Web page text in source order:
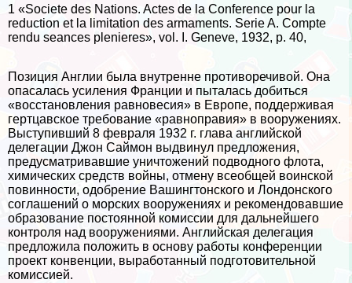
1 «Societe des Nations. Actes de la Conference pour la
reduction et la limitation des armaments. Serie A. Compte
rendu seances plenieres», vol. I. Geneve, 1932, p. 40,
Позиция Англии была внутренне противоречивой. Она
опасалась усиления Франции и пыталась добиться
«восстано­вления равновесия» в Европе, поддерживая
гертцавское требо­вание «равноправия» в вооружениях.
Выступивший 8 февраля 1932 г. глава английской
делегации Джон Саймон выдвинул предложения,
предусматривавшие уничтожений подводного флота,
химических средств войны, отмену всеобщей воинской
повинности, одобрение Вашингтонского и Лондонского
согла­шений о морских вооружениях и рекомендовавшие
образова­ние постоянной комиссии для дальнейшего
контроля над воору­жениями. Английская делегация
предложила положить в ос­нову работы конференции
проект конвенции, выработанный подготовительной
комиссией.